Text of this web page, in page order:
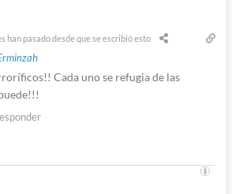
han pasado desde que se escribió esto
Cada uno se refugia de las